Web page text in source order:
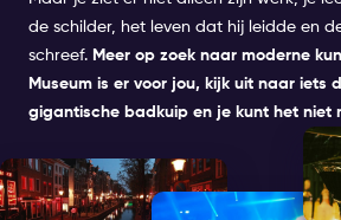
de schilder, het leven dat hij leidde en
schreef. Meer op zoek naar moderne
Museum is er voor jou, kijk uit naar iets
gigantische badkuip en je kunt het niet